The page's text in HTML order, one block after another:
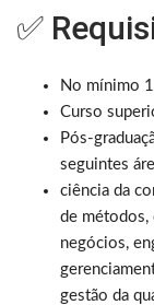
✅
No mínimo
Curso
Pós-
seguintes
ciência da
de métodos,
negócios,
gestão da